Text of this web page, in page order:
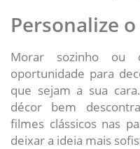
Personalize
Morar sozinho ou
oportunidade para
que sejam a sua
décor bem
filmes clássicos nas
deixar a ideia mais